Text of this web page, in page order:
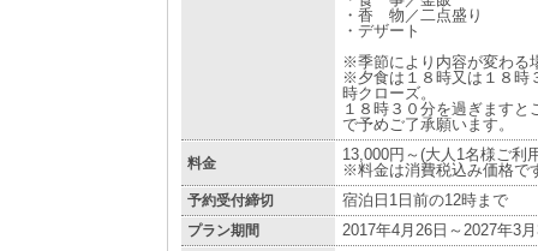
・香 物／二点盛り
・デザート
※季節により内容が変わる
※夕食は１８時又は１８時
時クローズ。
１８時３０分を過ぎますと
で予めご了承願います。
料金
13,000円～(大人1名様ご利
※料金は消費税込み価格で
予約受付締切 宿泊日1日前の12時まで
プラン期間 2017年4月26日～2027年3